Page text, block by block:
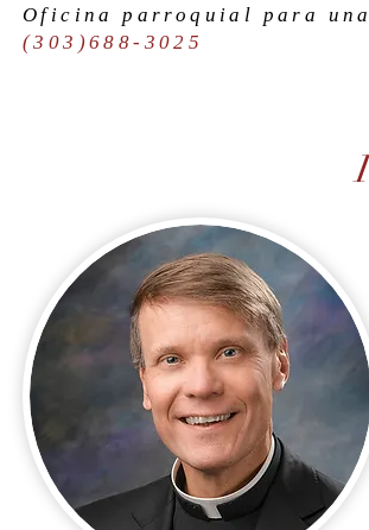
Oficina parroquial para
(303)688-3025